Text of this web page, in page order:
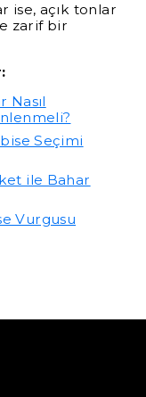
ise, açık tonlar
zarif bir
Nasıl
Seçimi
ile Bahar
Vurgusu